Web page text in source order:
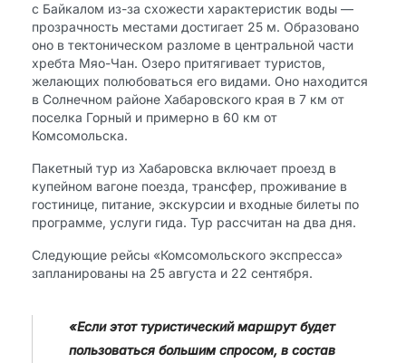
с Байкалом из-за схожести характеристик воды —
прозрачность местами достигает 25 м. Образовано
оно в тектоническом разломе в центральной части
хребта Мяо-Чан. Озеро притягивает туристов,
желающих полюбоваться его видами. Оно находится
в Солнечном районе Хабаровского края в 7 км от
поселка Горный и примерно в 60 км от
Комсомольска.
Пакетный тур из Хабаровска включает проезд в
купейном вагоне поезда, трансфер, проживание в
гостинице, питание, экскурсии и входные билеты по
программе, услуги гида. Тур рассчитан на два дня.
Следующие рейсы «Комсомольского экспресса»
запланированы на 25 августа и 22 сентября.
«Если этот туристический маршрут будет
пользоваться большим спросом, в состав